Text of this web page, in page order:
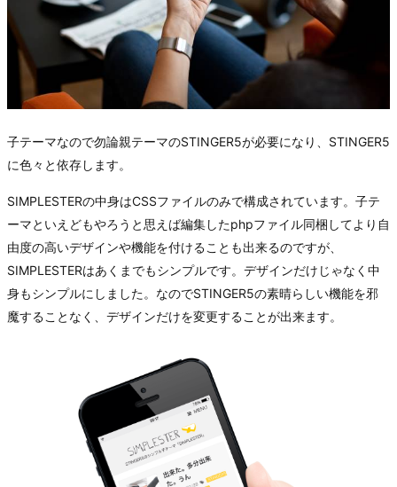
子テーマなので勿論親テーマのSTINGER5が必要になり、STINGER5
に色々と依存します。
SIMPLESTERの中身はCSSファイルのみで構成されています。子テ
ーマといえどもやろうと思えば編集したphpファイル同梱してより自
由度の高いデザインや機能を付けることも出来るのですが、
SIMPLESTERはあくまでもシンプルです。デザインだけじゃなく中
身もシンプルにしました。なのでSTINGER5の素晴らしい機能を邪
魔することなく、デザインだけを変更することが出来ます。